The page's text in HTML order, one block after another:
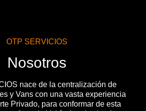
OTP SERVICIOS
Nosotros
nace de la centralización de
y Vans con una vasta experiencia
Privado, para conformar de esta